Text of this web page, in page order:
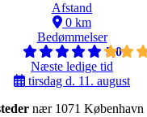
Afstand
0 km
Bedømmelser
5,0
Næste ledige tid
tirsdag d. 11. august
nær 1071 København